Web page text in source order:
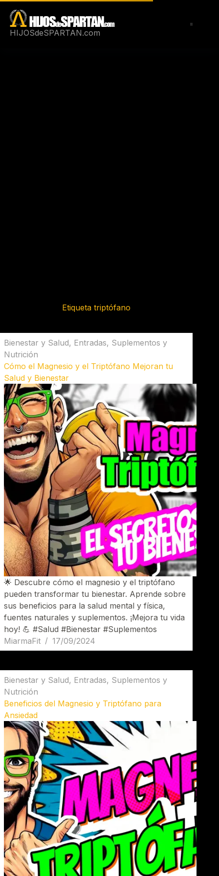
contenido
HIJOSdeSPARTAN.com
Etiqueta triptófano
Bienestar y Salud, Entradas, Suplementos y
Nutrición
Cómo el Magnesio y el Triptófano Mejoran tu
Salud y Bienestar
🌟 Descubre cómo el magnesio y el triptófano
pueden transformar tu bienestar. Aprende sobre
sus beneficios para la salud mental y física,
fuentes naturales y suplementos. ¡Mejora tu vida
hoy! 💪 #Salud #Bienestar #Suplementos
MiarmaFit
17/09/2024
Bienestar y Salud, Entradas, Suplementos y
Nutrición
Beneficios del Magnesio y Triptófano para
Ansiedad